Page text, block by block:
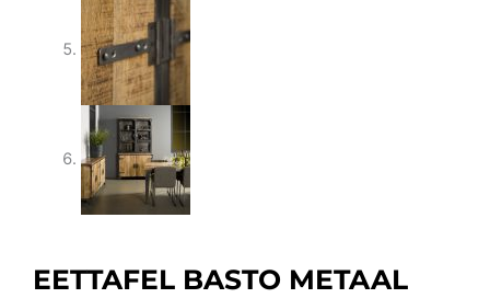
EETTAFEL BASTO METAAL